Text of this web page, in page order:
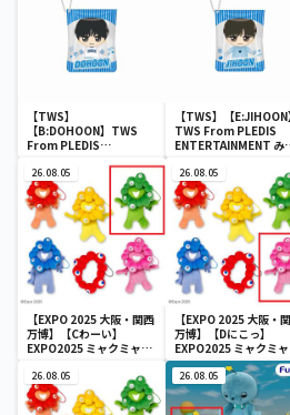
【TWS】
【B:DOHOON】TWS
From PLEDIS
っと！きらどるぬいぐる
み
【TWS】【E:JIHOON
TWS From PLEDIS
ENTERTAINMENT み
み
26.08.05
【EXPO 2025 大阪・関西
万博】【Cわーい】
EXPO2025 ミャクミャク
ぐるみ
26.08.05
【EXPO 2025 大阪・
万博】【Dにこっ】
EXPO2025 ミャクミ
カラフルゴム紐付きぬ
ぐるみ
26.08.05 26.08.05